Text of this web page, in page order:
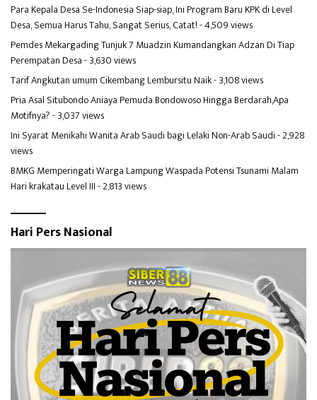
Para Kepala Desa Se-Indonesia Siap-siap, Ini Program Baru KPK di Level
Desa, Semua Harus Tahu, Sangat Serius, Catat!- 4,509 views
Pemdes Mekargading Tunjuk 7 Muadzin Kumandangkan Adzan Di Tiap
Perempatan Desa- 3,630 views
Tarif Angkutan umum Cikembang Lembursitu Naik- 3,108 views
Pria Asal Situbondo Aniaya Pemuda Bondowoso Hingga Berdarah,Apa
Motifnya?- 3,037 views
Ini Syarat Menikahi Wanita Arab Saudi bagi Lelaki Non-Arab Saudi- 2,928
views
BMKG Memperingati Warga Lampung Waspada Potensi Tsunami Malam
Hari krakatau Level III- 2,813 views
Hari Pers Nasional